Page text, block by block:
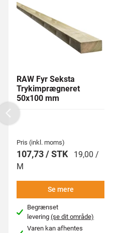
RAW Fyr Seksta
Trykimprægneret
50x100 mm
Pris (inkl. moms)
107,73 / STK
19,00 /
M
Se mere
Begrænset
levering(se dit område)
Varen kan afhentes
Previous